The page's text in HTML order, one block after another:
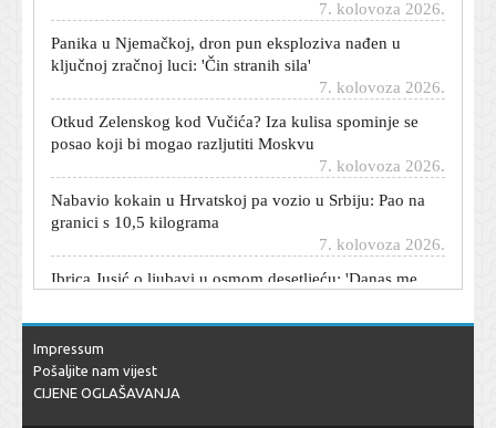
Panika u Njemačkoj, dron pun eksploziva nađen u
ključnoj zračnoj luci: 'Čin stranih sila'
Otkud Zelenskog kod Vučića? Iza kulisa spominje se
posao koji bi mogao razljutiti Moskvu
Nabavio kokain u Hrvatskoj pa vozio u Srbiju: Pao na
granici s 10,5 kilograma
Ibrica Jusić o ljubavi u osmom desetljeću: 'Danas me
napadaju više nego ikad...'
godine: Evo što bilježi najveći rast
Impressum
Pošaljite nam vijest
CIJENE OGLAŠAVANJA